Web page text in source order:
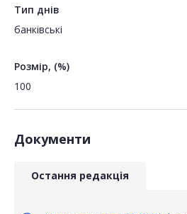
Тип днів
банківські
Розмір, (%)
100
Документи
Остання редакція